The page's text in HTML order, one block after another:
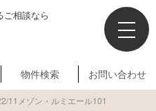
ご相談なら
物件検索 お問い合わせ
11メゾン・ルミエール101